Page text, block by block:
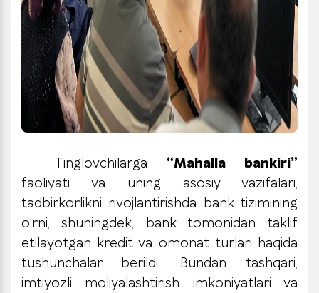
Tinglovchilarga “Mahalla bankiri”
faoliyati va uning asosiy vazifalari,
tadbirkorlikni rivojlantirishda bank tizimining
o‘rni, shuningdek, bank tomonidan taklif
etilayotgan kredit va omonat turlari haqida
tushunchalar berildi. Bundan tashqari,
imtiyozli moliyalashtirish imkoniyatlari va